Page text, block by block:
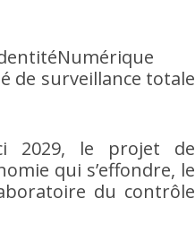
de surveillance totale
2029, le projet de
qui s’effondre, le
du contrôle